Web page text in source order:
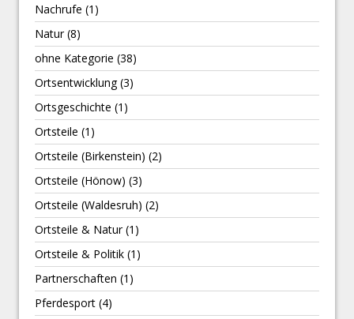
Nachrufe (1)
Natur(8)
ohne Kategorie (38)
Ortsentwicklung(3)
Ortsgeschichte (1)
Ortsteile (1)
Ortsteile (Birkenstein) (2)
Ortsteile (Hönow) (3)
Ortsteile (Waldesruh) (2)
Ortsteile & Natur(1)
Ortsteile & Politik (1)
Partnerschaften (1)
Pferdesport (4)